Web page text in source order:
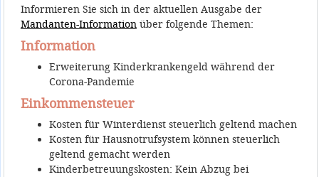
Informieren Sie sich in der aktuellen Ausgabe der
Mandanten-Informationüber folgende Themen:
Information
Erweiterung Kinderkrankengeld während der
Corona-Pandemie
Einkommensteuer
Kosten für Winterdienst steuerlich geltend machen
Kosten für Hausnotrufsystem können steuerlich
geltend gemacht werden
Kinderbetreuungskosten: Kein Abzug bei